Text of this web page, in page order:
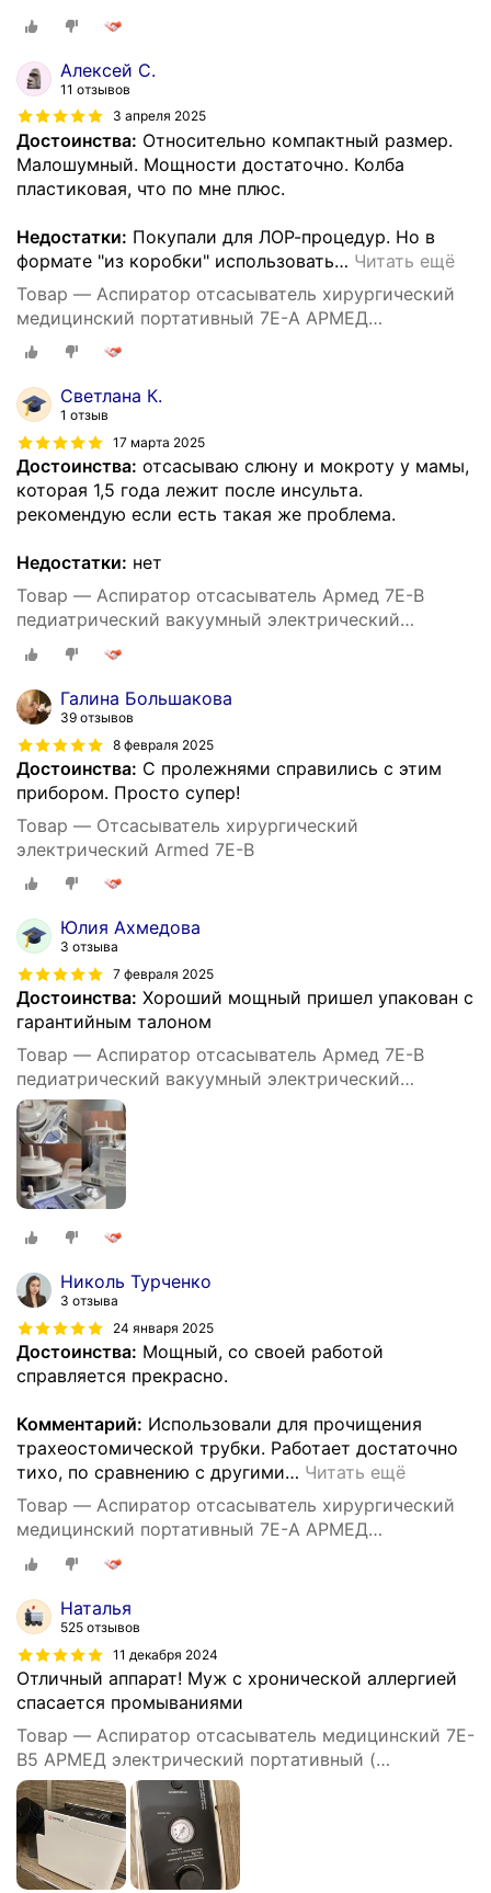
Алексей С.
11 отзывов
3 апреля 2025
Достоинства: Относительно компактный размер.
Малошумный. Мощности достаточно. Колба
пластиковая, что по мне плюс.
Недостатки: Покупали для ЛОР-процедур. Но в
формате "из коробки" использовать… Читать ещё
Товар — Аспиратор отсасыватель хирургический
медицинский портативный 7E-A АРМЕД
(электрический, регистрационное удостоверение)
Светлана К.
1 отзыв
17 марта 2025
Достоинства: отсасываю слюну и мокроту у мамы,
которая 1,5 года лежит после инсульта.
рекомендую если есть такая же проблема.
Недостатки: нет
Товар — Аспиратор отсасыватель Армед 7Е-В
педиатрический вакуумный электрический
медицинский портативный хирургический 15 л/мин
Галина Большакова
39 отзывов
8 февраля 2025
Достоинства: С пролежнями справились с этим
прибором. Просто супер!
Товар — Отсасыватель хирургический
электрический Armed 7Е-В
Юлия Ахмедова
3 отзыва
7 февраля 2025
Достоинства: Хороший мощный пришел упакован с
гарантийным талоном
Товар — Аспиратор отсасыватель Армед 7Е-В
педиатрический вакуумный электрический
медицинский портативный хирургический 15 л/мин
Николь Турченко
3 отзыва
24 января 2025
Достоинства: Мощный, со своей работой
справляется прекрасно.
Комментарий: Использовали для прочищения
трахеостомической трубки. Работает достаточно
тихо, по сравнению с другими… Читать ещё
Товар — Аспиратор отсасыватель хирургический
медицинский портативный 7E-A АРМЕД
(электрический, регистрационное удостоверение)
Наталья
525 отзывов
11 декабря 2024
Отличный аппарат! Муж с хронической аллергией
спасается промываниями
Товар — Аспиратор отсасыватель медицинский 7E-
B5 АРМЕД электрический портативный (
производительность 20л/мин)